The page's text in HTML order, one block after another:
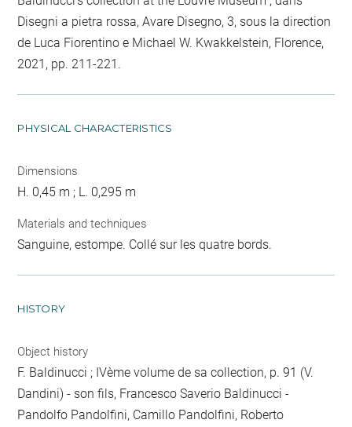
Disegni a pietra rossa, Avare Disegno, 3, sous la direction
de Luca Fiorentino e Michael W. Kwakkelstein, Florence,
2021, pp. 211-221.
PHYSICAL CHARACTERISTICS
Dimensions
H. 0,45 m ; L. 0,295 m
Materials and techniques
Sanguine, estompe. Collé sur les quatre bords.
HISTORY
Object history
F. Baldinucci ; IVème volume de sa collection, p. 91 (V.
Dandini) - son fils, Francesco Saverio Baldinucci -
Pandolfo Pandolfini, Camillo Pandolfini, Roberto